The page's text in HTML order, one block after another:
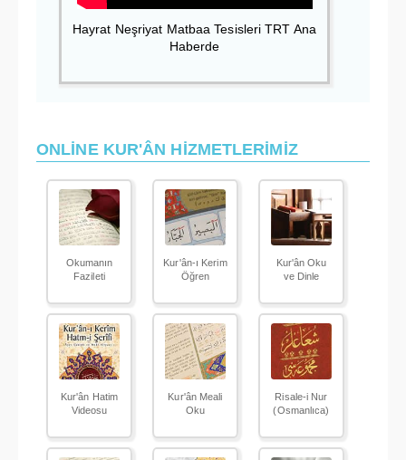
Hayrat Neşriyat Matbaa Tesisleri TRT Ana
Haberde
ONLİNE KUR'ÂN HİZMETLERİMİZ
Okumanın
Fazileti
Kur'ân-ı Kerim
Öğren
Kur'ân Oku
ve Dinle
Kur'ân Hatim
Videosu
Kur'ân Meali
Oku
Risale-i Nur
(Osmanlıca)